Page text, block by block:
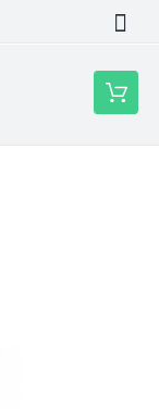
Nákupný
košík